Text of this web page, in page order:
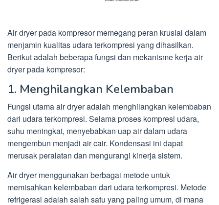
Air dryer pada kompresor memegang peran krusial dalam
menjamin kualitas udara terkompresi yang dihasilkan.
Berikut adalah beberapa fungsi dan mekanisme kerja air
dryer pada kompresor:
1. Menghilangkan Kelembaban
Fungsi utama air dryer adalah menghilangkan kelembaban
dari udara terkompresi. Selama proses kompresi udara,
suhu meningkat, menyebabkan uap air dalam udara
mengembun menjadi air cair. Kondensasi ini dapat
merusak peralatan dan mengurangi kinerja sistem.
Air dryer menggunakan berbagai metode untuk
memisahkan kelembaban dari udara terkompresi. Metode
refrigerasi adalah salah satu yang paling umum, di mana